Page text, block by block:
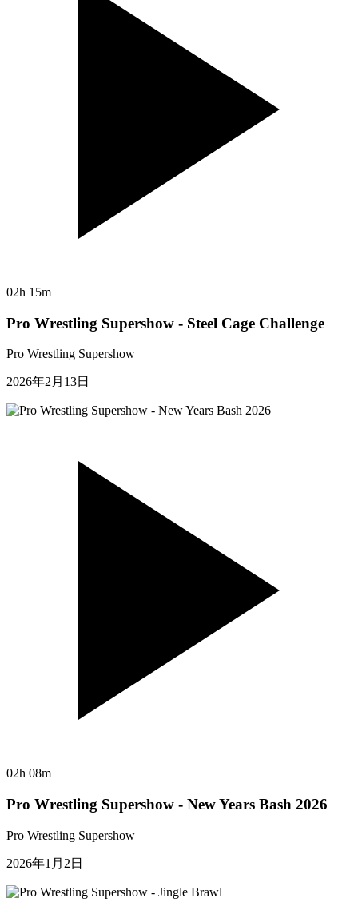
02h 15m
Pro Wrestling Supershow - Steel Cage Challenge
Pro Wrestling Supershow
2026年2月13日
02h 08m
Pro Wrestling Supershow - New Years Bash 2026
Pro Wrestling Supershow
2026年1月2日